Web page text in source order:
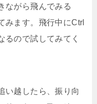
ながら飛んでみる
みます。飛行中にCtrl
るので試してみてく
い越したら、振り向